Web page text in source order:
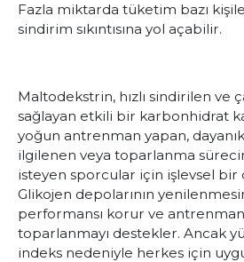
Fazla miktarda tüketim bazı
sindirim sıkıntısına yol açabilir.
Maltodekstrin, hızlı sindirilen ve
sağlayan etkili bir karbonhidrat
yoğun antrenman yapan,
ilgilenen veya toparlanma
isteyen sporcular için işlevsel bir
Glikojen depolarının
performansı korur ve antrenman
toparlanmayı destekler. Ancak
indeks nedeniyle herkes için